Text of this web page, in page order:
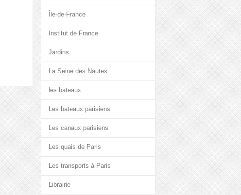
Île-de-France
Institut de France
Jardins
La Seine des Nautes
les bateaux
Les bateaux parisiens
Les canaux parisiens
Les quais de Paris
Les transports à Paris
Librairie